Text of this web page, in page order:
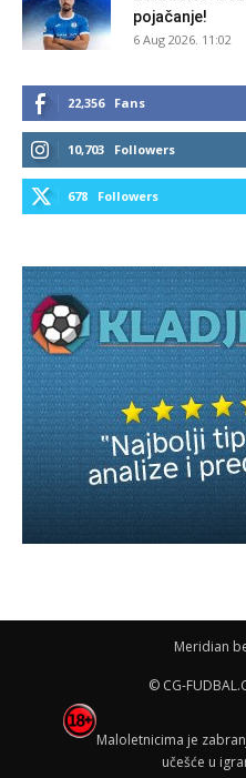
pojačanje!
6 Aug 2026. 11:02
22,356 Fans
10,703 Followers
678 Followers
Meridian
© CG-
Maloletnicima je
učešće u